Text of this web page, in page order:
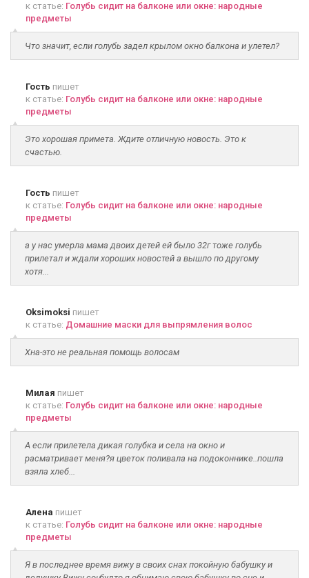
к статье: Голубь сидит на балконе или окне: народные
предметы
Что значит, если голубь задел крылом окно балкона и улетел?
Гость пишет
к статье: Голубь сидит на балконе или окне: народные
предметы
Это хорошая примета. Ждите отличную новость. Это к
счастью.
Гость пишет
к статье: Голубь сидит на балконе или окне: народные
предметы
а у нас умерла мама двоих детей ей было 32г тоже голубь
прилетал и ждали хороших новостей а вышло по другому
хотя...
Oksimoksi пишет
к статье: Домашние маски для выпрямления волос
Хна-это не реальная помощь волосам
Милая пишет
к статье: Голубь сидит на балконе или окне: народные
предметы
А если прилетела дикая голубка и села на окно и
расматривает меня?я цветок поливала на подоконнике..пошла
взяла хлеб...
Алена пишет
к статье: Голубь сидит на балконе или окне: народные
предметы
Я в последнее время вижу в своих снах покойную бабушку и